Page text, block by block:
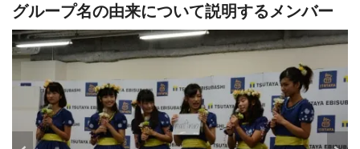
グループ名の由来について説明するメンバー